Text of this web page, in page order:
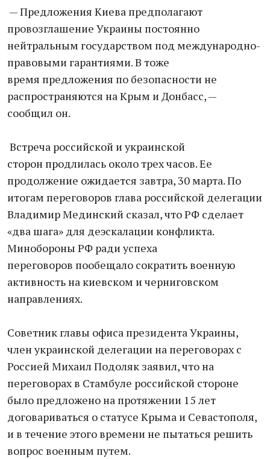
— Предложения Киева предполагают
провозглашение Украины постоянно
нейтральным государством под международно-
правовыми гарантиями. В тоже
время предложения по безопасности не
распространяются на Крым и Донбасс, —
сообщил он.
Встреча российской и украинской
сторон продлилась около трех часов. Ее
продолжение ожидается завтра, 30 марта. По
итогам переговоров глава российской делегации
Владимир Мединский сказал, что РФ сделает
«два шага» для деэскалации конфликта.
Минобороны РФ ради успеха
переговоров пообещало сократить военную
активность на киевском и черниговском
направлениях.
Советник главы офиса президента Украины,
член украинской делегации на переговорах с
Россией Михаил Подоляк заявил, что на
переговорах в Стамбуле российской стороне
было предложено на протяжении 15 лет
договариваться о статусе Крыма и Севастополя,
и в течение этого времени не пытаться решить
вопрос военным путем.